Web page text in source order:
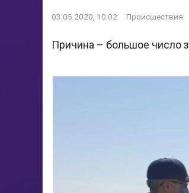
03.05.2020, 10:02 Происшествия
Причина – большое число